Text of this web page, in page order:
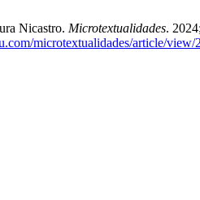
Nicastro. Microtextualidades.
microtextualidades/article/view/